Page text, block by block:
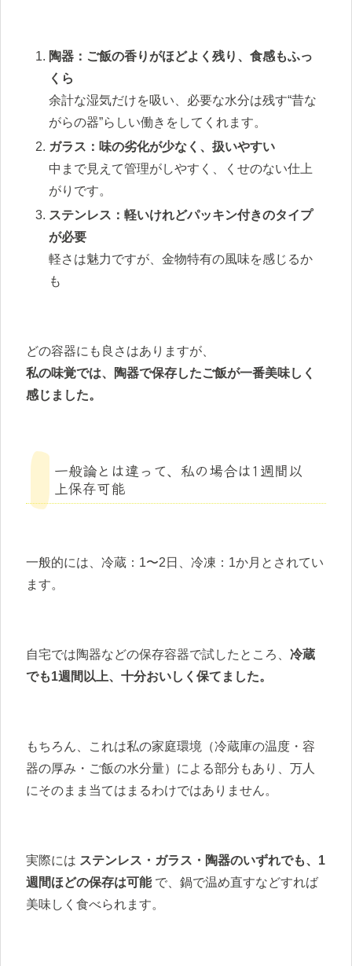
陶器：ご飯の香りがほどよく残り、食感もふっ
くら
余計な湿気だけを吸い、必要な水分は残す“昔な
がらの器”らしい働きをしてくれます。
ガラス：味の劣化が少なく、扱いやすい
中まで見えて管理がしやすく、くせのない仕上
がりです。
ステンレス：軽いけれどパッキン付きのタイプ
が必要
軽さは魅力ですが、金物特有の風味を感じるか
も
どの容器にも良さはありますが、
私の味覚では、陶器で保存したご飯が一番美味しく
感じました。
一般論とは違って、私の場合は1週間以
上保存可能
一般的には、冷蔵：1〜2日、冷凍：1か月とされてい
ます。
自宅では陶器などの保存容器で試したところ、 冷蔵
でも1週間以上、十分おいしく保てました。
もちろん、これは私の家庭環境（冷蔵庫の温度・容
器の厚み・ご飯の水分量）による部分もあり、万人
にそのまま当てはまるわけではありません。
実際には ステンレス・ガラス・陶器のいずれでも、1
週間ほどの保存は可能で、鍋で温め直すなどすれば
美味しく食べられます。